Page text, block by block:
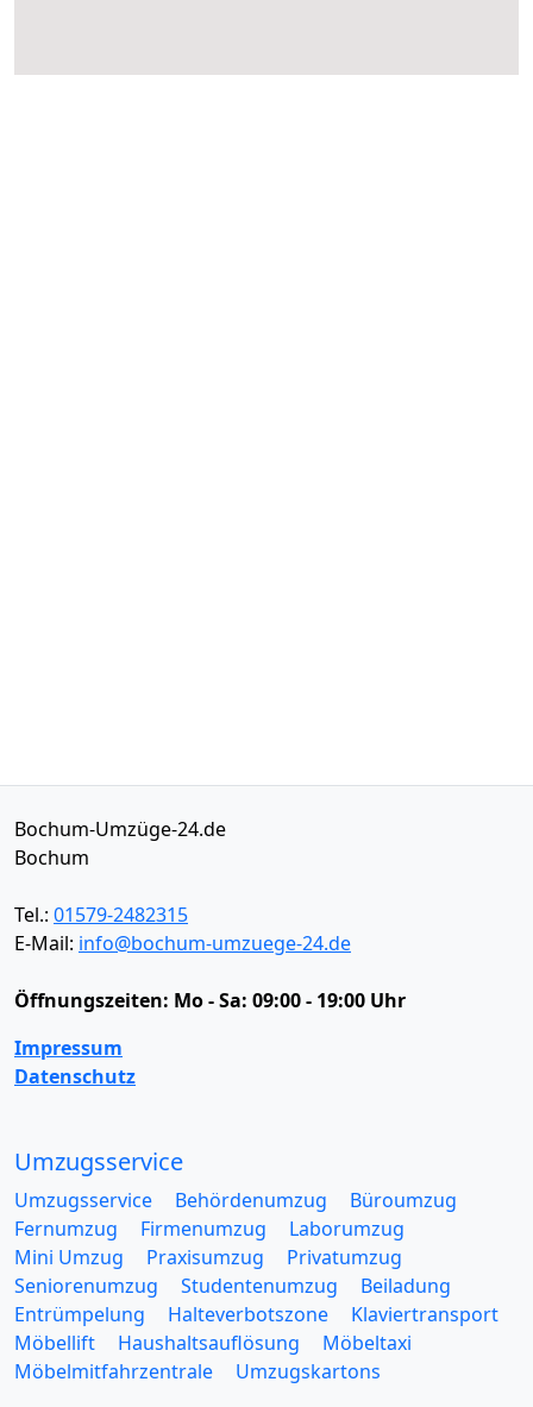
Bochum-Umzüge-24.de
Bochum
Tel.: 01579-2482315
E-Mail: info@bochum-umzuege-24.de
Öffnungszeiten: Mo - Sa: 09:00 - 19:00 Uhr
Impressum
Datenschutz
Umzugsservice
Umzugsservice Behördenumzug
Büroumzug
Fernumzug
Firmenumzug
Laborumzug
Mini Umzug
Praxisumzug
Privatumzug
Seniorenumzug
Studentenumzug
Beiladung
Entrümpelung
Halteverbotszone
Klaviertransport
Möbellift
Haushaltsauflösung
Möbeltaxi
Möbelmitfahrzentrale
Umzugskartons